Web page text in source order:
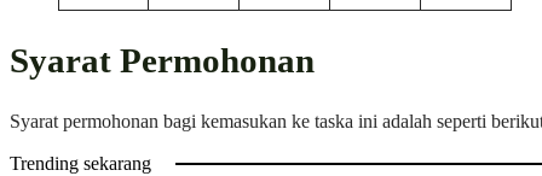
Syarat Permohonan
Syarat permohonan bagi kemasukan ke taska ini adalah seperti
Trending sekarang